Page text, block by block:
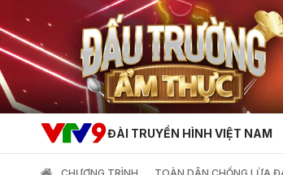
ĐÀI TRUYỀN HÌNH VIỆT NAM